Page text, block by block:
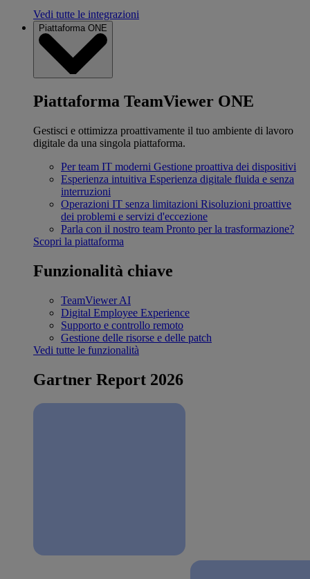
Vedi tutte le integrazioni
Piattaforma ONE
Piattaforma TeamViewer ONE
Gestisci e ottimizza proattivamente il tuo ambiente di lavoro
digitale da una singola piattaforma.
Per team IT moderni Gestione proattiva dei dispositivi
Esperienza intuitiva Esperienza digitale fluida e senza
interruzioni
Operazioni IT senza limitazioni Risoluzioni proattive
dei problemi e servizi d'eccezione
Parla con il nostro team Pronto per la trasformazione?
Scopri la piattaforma
Funzionalità chiave
TeamViewer AI
Digital Employee Experience
Supporto e controllo remoto
Gestione delle risorse e delle patch
Vedi tutte le funzionalità
Gartner Report 2026